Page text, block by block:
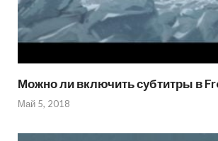
Можно ли включить субтитры в
Май 5, 2018